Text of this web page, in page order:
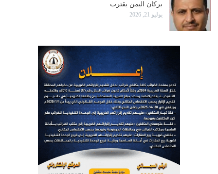
بركان اليمن يقترب
يوليو 21, 2026